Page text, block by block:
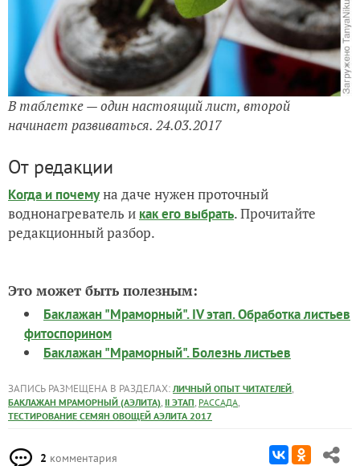
В таблетке — один настоящий лист, второй
начинает развиваться. 24.03.2017
От редакции
Когда и почемуна даче нужен проточный
воднонагреватель и как его выбрать. Прочитайте
редакционный разбор.
Это может быть полезным:
Баклажан "Мраморный". IV этап. Обработка листьев
фитоспорином
Баклажан "Мраморный". Болезнь листьев
ЗАПИСЬ РАЗМЕЩЕНА В РАЗДЕЛАХ: ЛИЧНЫЙ ОПЫТ ЧИТАТЕЛЕЙ,
БАКЛАЖАН МРАМОРНЫЙ (АЭЛИТА), II ЭТАП, РАССАДА,
ТЕСТИРОВАНИЕ СЕМЯН ОВОЩЕЙ АЭЛИТА 2017
2 комментария